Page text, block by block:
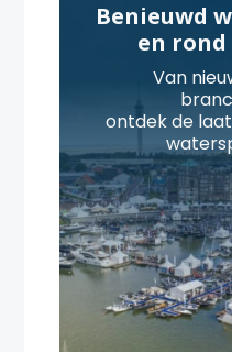
Benieuwd
en
Van
ontdek de